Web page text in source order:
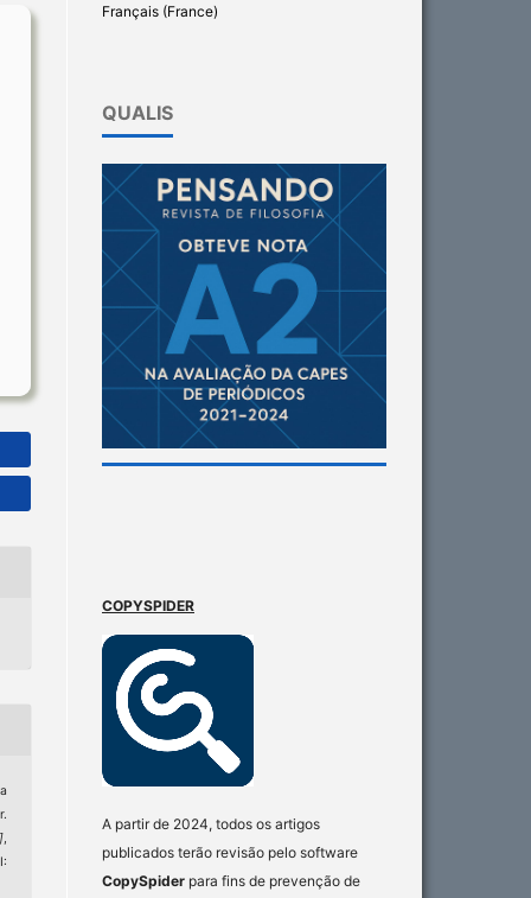
,
Français (France)
QUALIS
COPYSPIDER
A partir de 2024, todos os artigos
publicados terão revisão pelo software
CopySpider para fins de prevenção de